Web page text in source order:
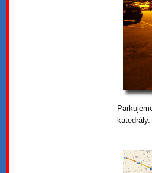
katedrály.